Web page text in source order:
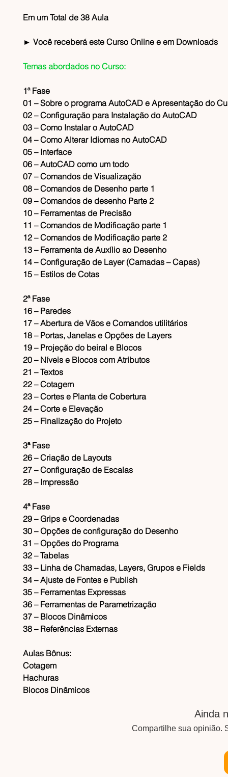
Em um Total de 38 Aula
► Você receberá este Curso Online e em Downloads
Temas abordados no Curso:
1ª Fase
01 – Sobre o programa AutoCAD e Apresentação do
02 – Configuração para Instalação do AutoCAD
03 – Como Instalar o AutoCAD
04 – Como Alterar Idiomas no AutoCAD
05 – Interface
06 – AutoCAD como um todo
07 – Comandos de Visualização
08 – Comandos de Desenho parte 1
09 – Comandos de desenho Parte 2
10 – Ferramentas de Precisão
11 – Comandos de Modificação parte 1
12 – Comandos de Modificação parte 2
13 – Ferramenta de Auxílio ao Desenho
14 – Configuração de Layer (Camadas – Capas)
15 – Estilos de Cotas
2ª Fase
16 – Paredes
17 – Abertura de Vãos e Comandos utilitários
18 – Portas, Janelas e Opções de Layers
19 – Projeção do beiral e Blocos
20 – Níveis e Blocos com Atributos
21 – Textos
22 – Cotagem
23 – Cortes e Planta de Cobertura
24 – Corte e Elevação
25 – Finalização do Projeto
3ª Fase
26 – Criação de Layouts
27 – Configuração de Escalas
28 – Impressão
4ª Fase
29 – Grips e Coordenadas
30 – Opções de configuração do Desenho
31 – Opções do Programa
32 – Tabelas
33 – Linha de Chamadas, Layers, Grupos e Fields
34 – Ajuste de Fontes e Publish
35 – Ferramentas Expressas
36 – Ferramentas de Parametrização
37 – Blocos Dinâmicos
38 – Referências Externas
Aulas Bônus:
Cotagem
Hachuras
Blocos Dinâmicos
Ainda
Compartilhe sua opinião.